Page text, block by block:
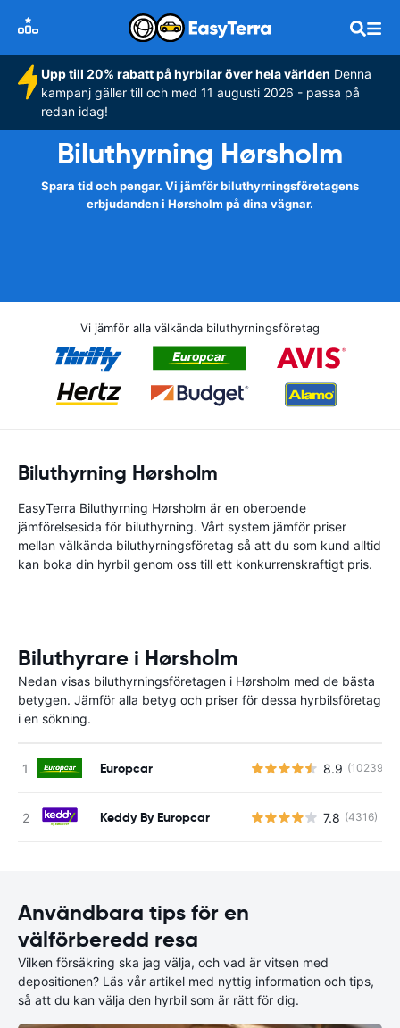
Upp till 20% rabatt på hyrbilar över hela världen Denna
kampanj gäller till och med 11 augusti 2026 - passa på
redan idag!
Biluthyrning Hørsholm
Spara tid och pengar. Vi jämför biluthyrningsföretagens
erbjudanden i Hørsholm på dina vägnar.
Vi jämför alla välkända biluthyrningsföretag
Biluthyrning Hørsholm
EasyTerra Biluthyrning Hørsholm är en oberoende
jämförelsesida för biluthyrning. Vårt system jämför priser
mellan välkända biluthyrningsföretag så att du som kund alltid
kan boka din hyrbil genom oss till ett konkurrenskraftigt pris.
Biluthyrare i Hørsholm
Nedan visas biluthyrningsföretagen i Hørsholm med de bästa
betygen. Jämför alla betyg och priser för dessa hyrbilsföretag
i en sökning.
Europcar 8.9 (10239)
Keddy By Europcar 7.8 (4316)
Användbara tips för en
välförberedd resa
Vilken försäkring ska jag välja, och vad är vitsen med
depositionen? Läs vår artikel med nyttig information och tips,
så att du kan välja den hyrbil som är rätt för dig.